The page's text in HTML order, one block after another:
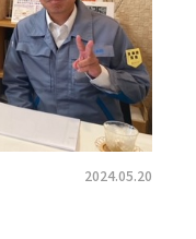
2024.05.20